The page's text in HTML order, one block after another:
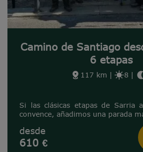
Camino de Santiago
6 etapas
117 km | 8 |
Si las clásicas etapas de Sarria
convence, añadimos una parada
desde
610 €